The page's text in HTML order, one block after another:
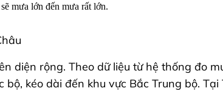
mưa lớn đến mưa rất lớn.
diện rộng. Theo dữ liệu từ hệ thống đo
kéo dài đến khu vực Bắc Trung bộ.